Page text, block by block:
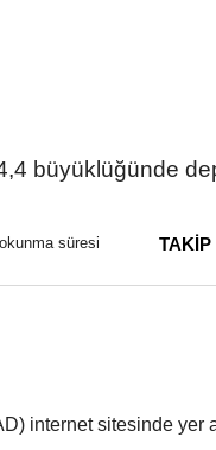
büyüklüğünde
okunma süresi TAKİP
internet sitesinde yer